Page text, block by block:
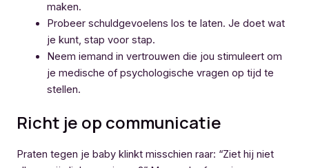
maken.
Probeer schuldgevoelens los te laten. Je doet wat
je kunt, stap voor stap.
Neem iemand in vertrouwen die jou stimuleert om
je medische of psychologische vragen op tijd te
stellen.
Richt je op communicatie
Praten tegen je baby klinkt misschien raar: “Ziet hij niet